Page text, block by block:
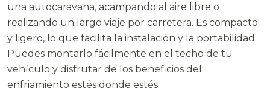
una autocaravana, acampando al aire libre o
realizando un largo viaje por carretera. Es compacto
y ligero, lo que facilita la instalación y la portabilidad.
Puedes montarlo fácilmente en el techo de tu
vehículo y disfrutar de los beneficios del
enfriamiento estés donde estés.